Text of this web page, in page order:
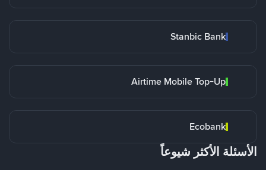
Stanbic Bank
Airtime Mobile Top-Up
Ecobank
الأسئلة الأكثر شيوعاً